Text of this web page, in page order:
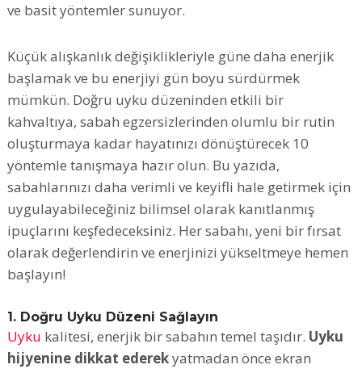
ve basit yöntemler sunuyor.
Küçük alışkanlık değişiklikleriyle güne daha enerjik
başlamak ve bu enerjiyi gün boyu sürdürmek
mümkün. Doğru uyku düzeninden etkili bir
kahvaltıya, sabah egzersizlerinden olumlu bir rutin
oluşturmaya kadar hayatınızı dönüştürecek 10
yöntemle tanışmaya hazır olun. Bu yazıda,
sabahlarınızı daha verimli ve keyifli hale getirmek için
uygulayabileceğiniz bilimsel olarak kanıtlanmış
ipuçlarını keşfedeceksiniz. Her sabahı, yeni bir fırsat
olarak değerlendirin ve enerjinizi yükseltmeye hemen
başlayın!
1. Doğru Uyku Düzeni Sağlayın
Uyku kalitesi, enerjik bir sabahın temel taşıdır. Uyku
hijyenine dikkat ederekyatmadan önce ekran